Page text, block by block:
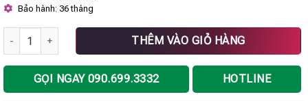
Bảo hành: 36 tháng
Két sắt thông minh Kassler KL-100LS6 số lượng
THÊM VÀO GIỎ HÀNG
GỌI NGAY 090.699.3332 HOTLINE